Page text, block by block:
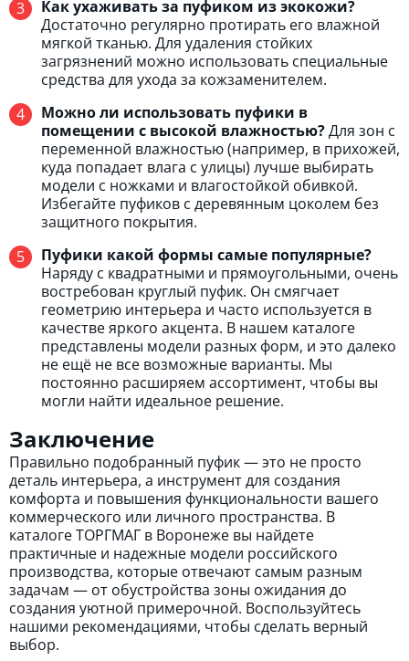
Как ухаживать за пуфиком из экокожи?
Достаточно регулярно протирать его влажной
мягкой тканью. Для удаления стойких
загрязнений можно использовать специальные
средства для ухода за кожзаменителем.
Можно ли использовать пуфики в
помещении с высокой влажностью?Для зон с
переменной влажностью (например, в прихожей,
куда попадает влага с улицы) лучше выбирать
модели с ножками и влагостойкой обивкой.
Избегайте пуфиков с деревянным цоколем без
защитного покрытия.
Пуфики какой формы самые популярные?
Наряду с квадратными и прямоугольными, очень
востребован круглый пуфик. Он смягчает
геометрию интерьера и часто используется в
качестве яркого акцента. В нашем каталоге
представлены модели разных форм, и это далеко
не ещё не все возможные варианты. Мы
постоянно расширяем ассортимент, чтобы вы
могли найти идеальное решение.
Заключение
Правильно подобранный пуфик — это не просто
деталь интерьера, а инструмент для создания
комфорта и повышения функциональности вашего
коммерческого или личного пространства. В
каталоге ТОРГМАГ в Воронеже вы найдете
практичные и надежные модели российского
производства, которые отвечают самым разным
задачам — от обустройства зоны ожидания до
создания уютной примерочной. Воспользуйтесь
нашими рекомендациями, чтобы сделать верный
выбор.